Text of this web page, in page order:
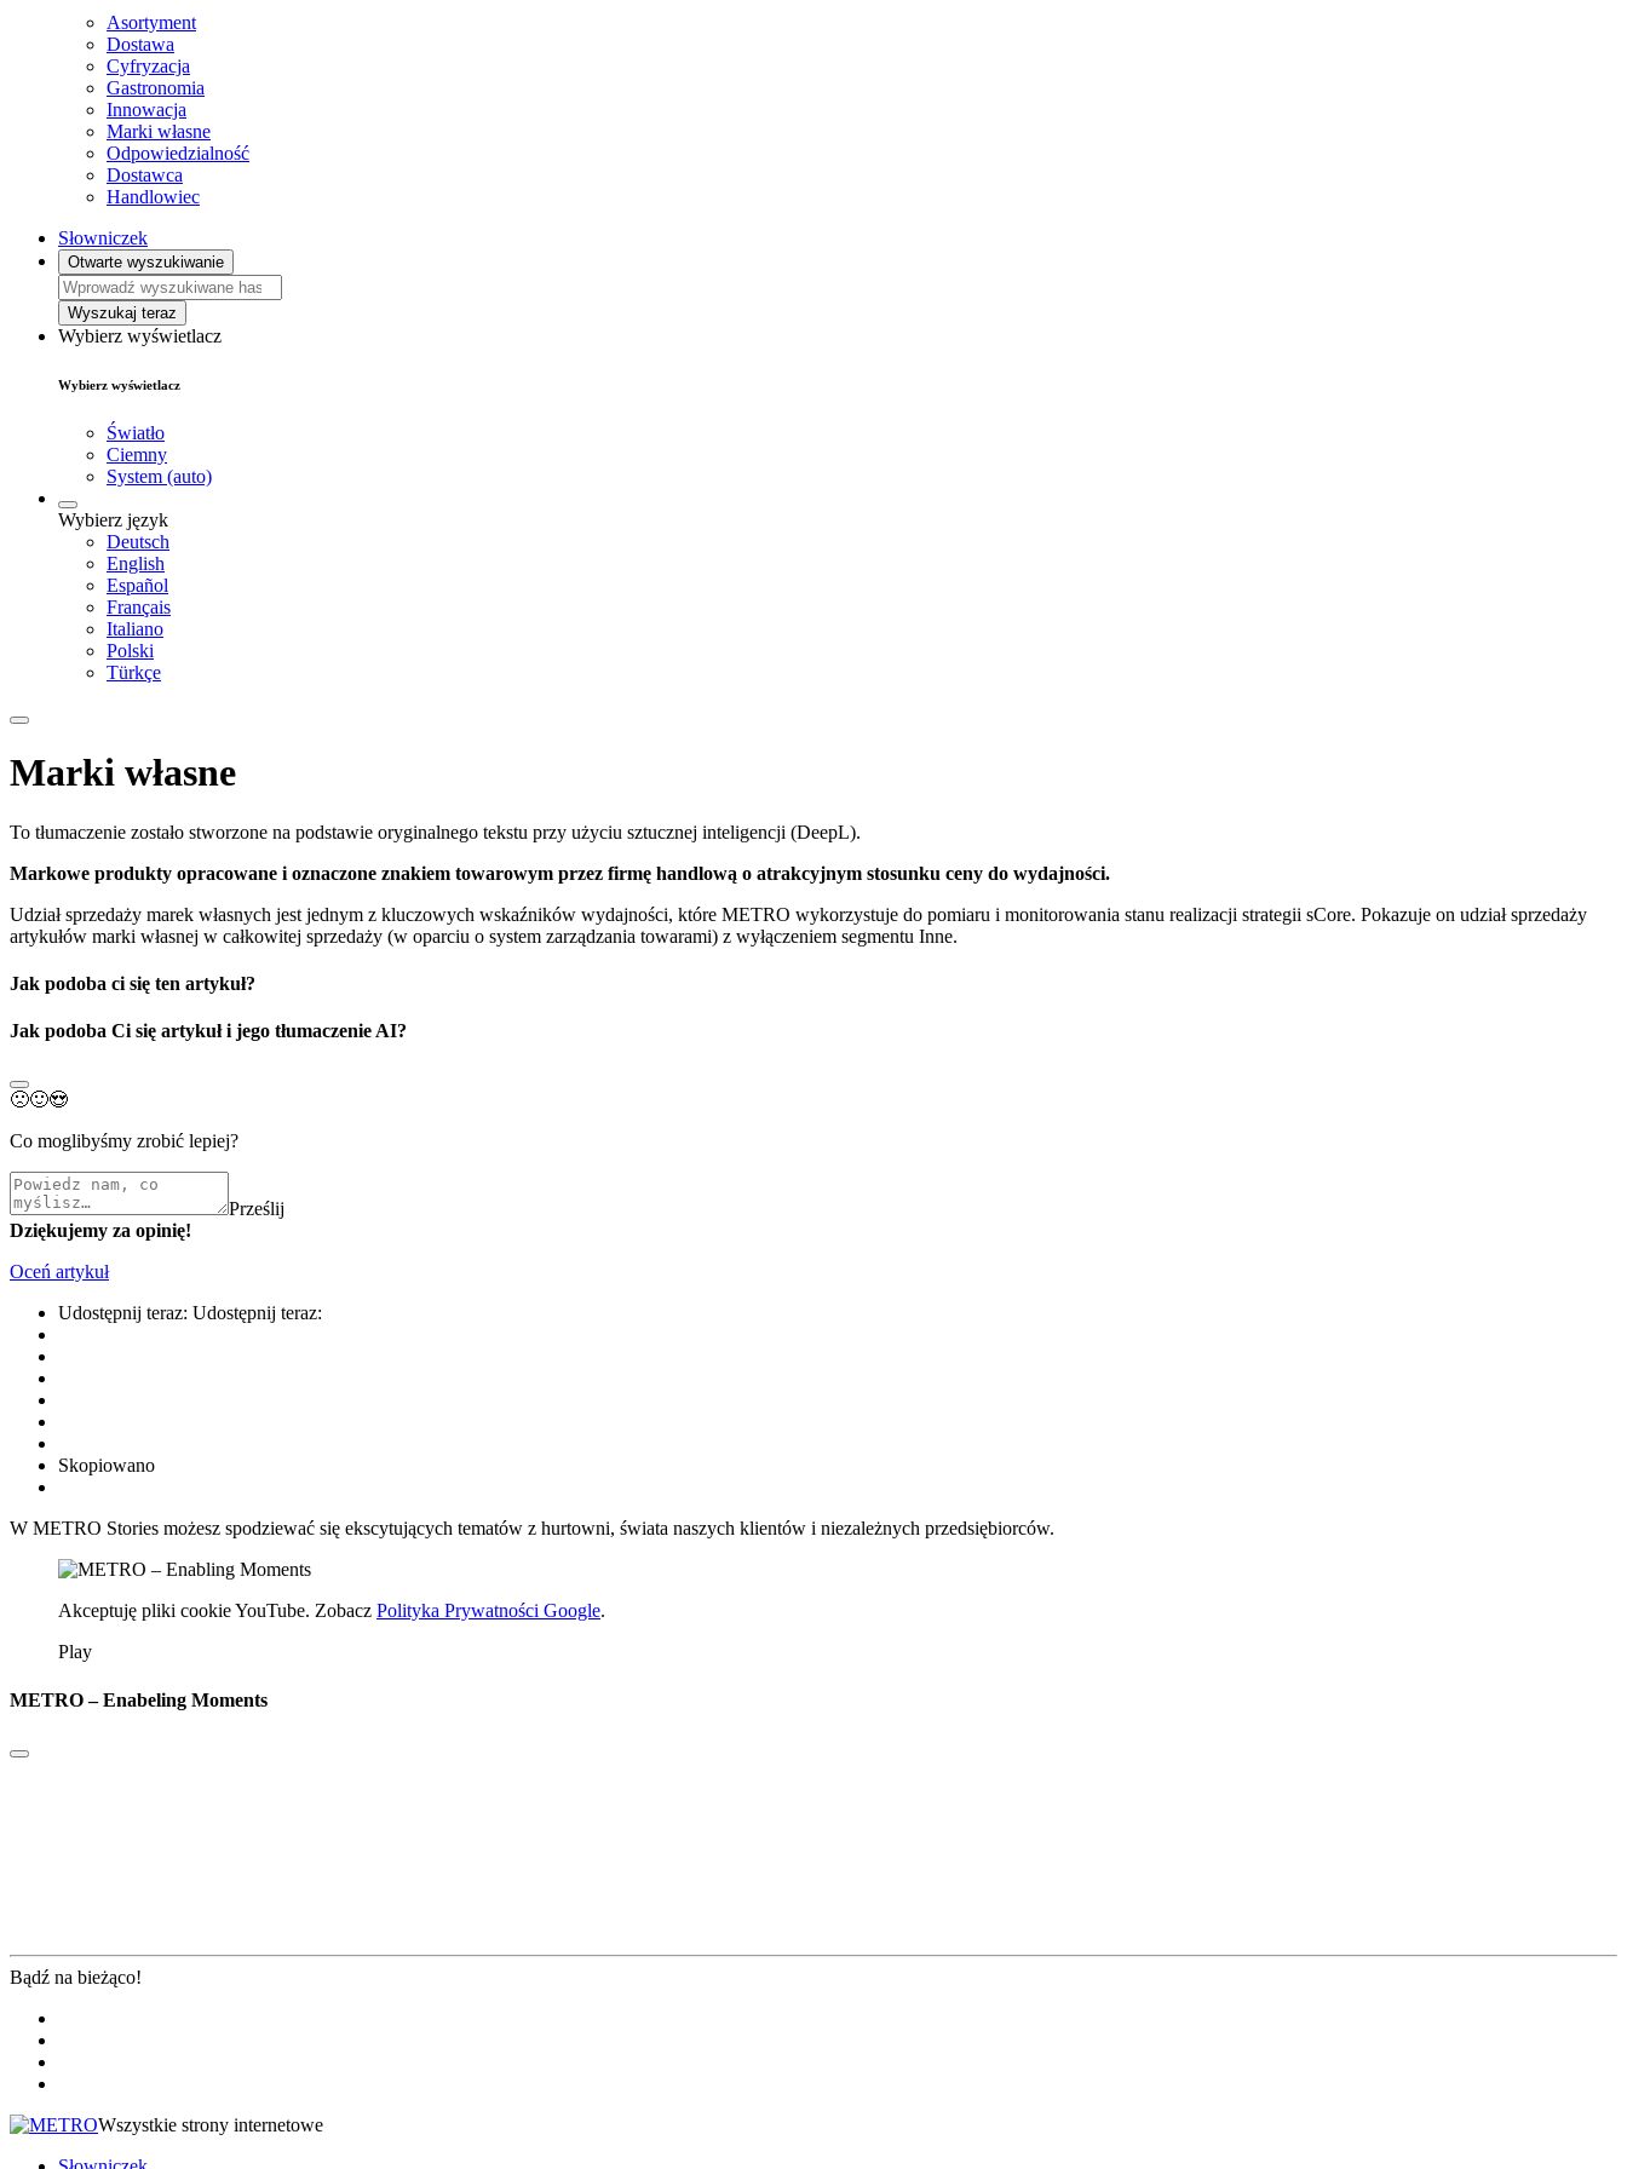
Asortyment
Dostawa
Cyfryzacja
Gastronomia
Innowacja
Marki własne
Odpowiedzialność
Dostawca
Handlowiec
Słowniczek
Otwarte wyszukiwanie
Wyszukaj teraz
Wybierz wyświetlacz
Wybierz wyświetlacz
Światło
Ciemny
System (auto)
Wybierz język
Deutsch
English
Español
Français
Italiano
Polski
Türkçe
Marki własne
To tłumaczenie zostało stworzone na podstawie oryginalnego tekstu przy użyciu sztucznej inteligencji (DeepL).
Markowe produkty opracowane i oznaczone znakiem towarowym przez firmę handlową o atrakcyjnym stosunku ceny do wydajności.
Udział sprzedaży marek własnych jest jednym z kluczowych wskaźników wydajności, które METRO wykorzystuje do pomiaru i monitorowania stanu realizacji strategii sCore. Pokazuje on udział sprzedaży
artykułów marki własnej w całkowitej sprzedaży (w oparciu o system zarządzania towarami) z wyłączeniem segmentu Inne.
Jak podoba ci się ten artykuł?
Jak podoba Ci się artykuł i jego tłumaczenie AI?
🙁🙂😍
Co moglibyśmy zrobić lepiej?
Prześlij
Dziękujemy za opinię!
Oceń artykuł
Udostępnij teraz: Udostępnij teraz:
Skopiowano
W METRO Stories możesz spodziewać się ekscytujących tematów z hurtowni, świata naszych klientów i niezależnych przedsiębiorców.
Akceptuję pliki cookie YouTube. Zobacz Polityka Prywatności Google.
Play
METRO – Enabeling Moments
Bądź na bieżąco!
Wszystkie strony internetowe